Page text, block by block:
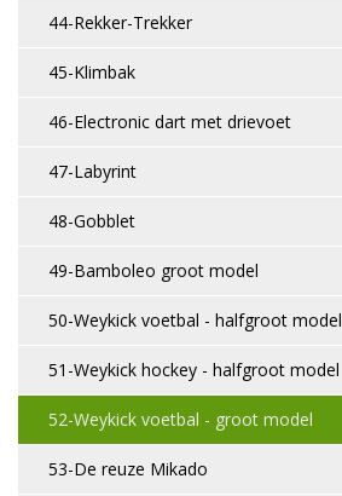
44-Rekker-Trekker
45-Klimbak
46-Electronic dart met drievoet
47-Labyrint
48-Gobblet
49-Bamboleo groot model
50-Weykick voetbal - halfgroot model
51-Weykick hockey - halfgroot model
52-Weykick voetbal - groot model
53-De reuze Mikado